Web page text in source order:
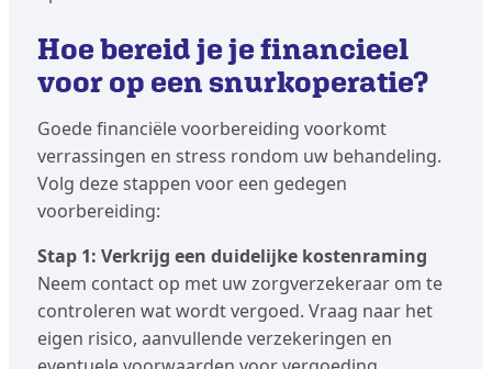
Hoe bereid je je financieel
voor op een snurkoperatie?
Goede financiële voorbereiding voorkomt
verrassingen en stress rondom uw behandeling.
Volg deze stappen voor een gedegen
voorbereiding:
Stap 1: Verkrijg een duidelijke kostenraming
Neem contact op met uw zorgverzekeraar om te
controleren wat wordt vergoed. Vraag naar het
eigen risico, aanvullende verzekeringen en